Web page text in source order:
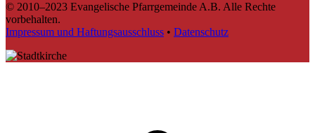
© 2010–2023 Evangelische Pfarrgemeinde A.B. Alle Rechte
vorbehalten.
Impressum und Haftungsausschluss • Datenschutz